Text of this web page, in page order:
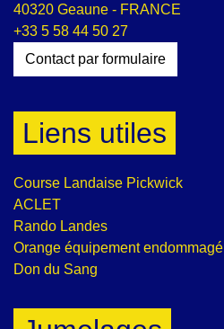
40320 Geaune - FRANCE
+33 5 58 44 50 27
Contact par formulaire
Liens utiles
Course Landaise Pickwick
ACLET
Rando Landes
Orange équipement endommagé
Don du Sang